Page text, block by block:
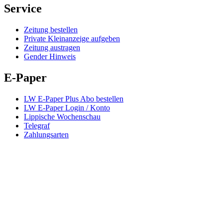
Service
Zeitung bestellen
Private Kleinanzeige aufgeben
Zeitung austragen
Gender Hinweis
E-Paper
LW E-Paper Plus Abo bestellen
LW E-Paper Login / Konto
Lippische Wochenschau
Telegraf
Zahlungsarten